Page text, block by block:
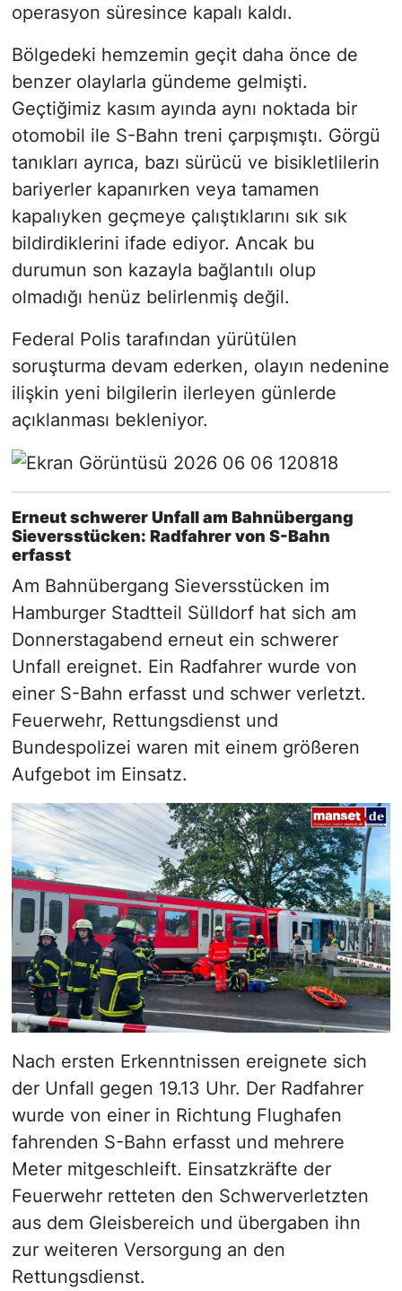
operasyon süresince kapalı kaldı.
Bölgedeki hemzemin geçit daha önce de
benzer olaylarla gündeme gelmişti.
Geçtiğimiz kasım ayında aynı noktada bir
otomobil ile S-Bahn treni çarpışmıştı. Görgü
tanıkları ayrıca, bazı sürücü ve bisikletlilerin
bariyerler kapanırken veya tamamen
kapalıyken geçmeye çalıştıklarını sık sık
bildirdiklerini ifade ediyor. Ancak bu
durumun son kazayla bağlantılı olup
olmadığı henüz belirlenmiş değil.
Federal Polis tarafından yürütülen
soruşturma devam ederken, olayın nedenine
ilişkin yeni bilgilerin ilerleyen günlerde
açıklanması bekleniyor.
Erneut schwerer Unfall am Bahnübergang
Sieversstücken: Radfahrer von S-Bahn
erfasst
Am Bahnübergang Sieversstücken im
Hamburger Stadtteil Sülldorf hat sich am
Donnerstagabend erneut ein schwerer
Unfall ereignet. Ein Radfahrer wurde von
einer S-Bahn erfasst und schwer verletzt.
Feuerwehr, Rettungsdienst und
Bundespolizei waren mit einem größeren
Aufgebot im Einsatz.
Nach ersten Erkenntnissen ereignete sich
der Unfall gegen 19.13 Uhr. Der Radfahrer
wurde von einer in Richtung Flughafen
fahrenden S-Bahn erfasst und mehrere
Meter mitgeschleift. Einsatzkräfte der
Feuerwehr retteten den Schwerverletzten
aus dem Gleisbereich und übergaben ihn
zur weiteren Versorgung an den
Rettungsdienst.